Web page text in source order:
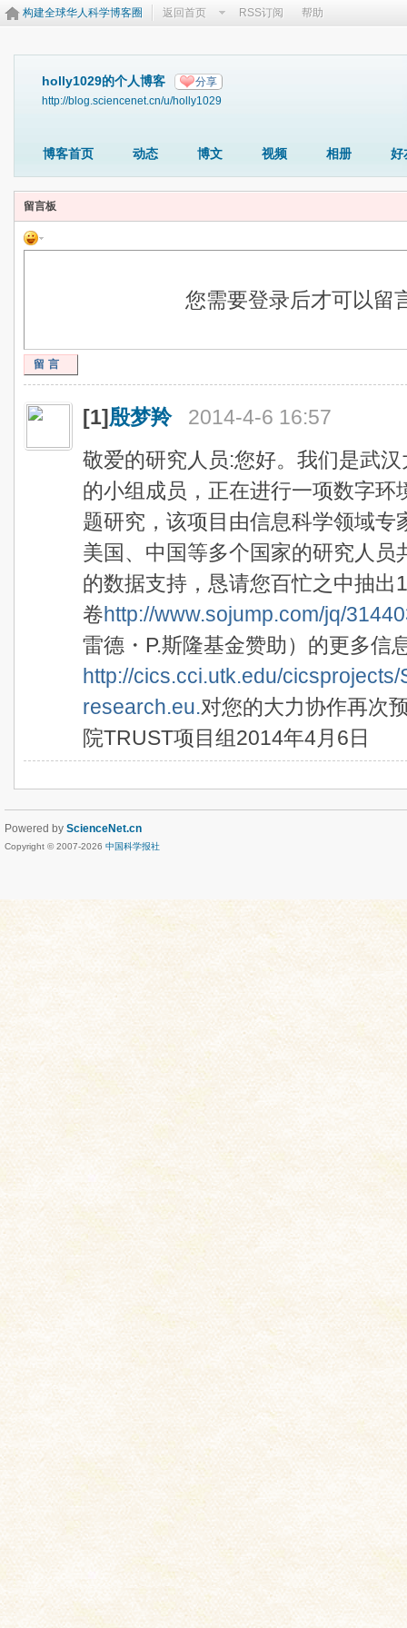
构建全球华人科学博客圈 返回首页 RSS订阅 帮助
holly1029的个人博客 分享
http://blog.sciencenet.cn/u/holly1029
博客首页 动态 博文 视频 相册 好
留言板
您需要登录后才可以留
留言
[1]殷梦羚
2014-4-6 16:57
敬爱的研究人员:您好。我们是武
的小组成员，正在进行一项数字
题研究，该项目由信息科学领域
美国、中国等多个国家的研究人
的数据支持，恳请您百忙之中抽
卷http://www.sojump.com/jq/
雷德・P.斯隆基金赞助）的更多信
http://cics.cci.utk.edu/cicsprojects/
research.eu.对您的大力协作再次
院TRUST项目组2014年4月6日
Powered by ScienceNet.cn
Copyright © 2007-2026 中国科学报社